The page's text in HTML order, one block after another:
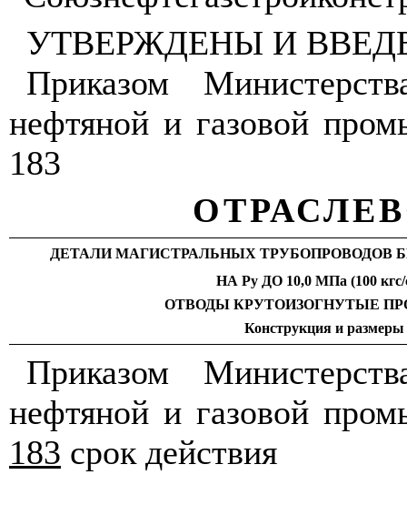
УТВЕРЖДЕНЫ И
Приказом
нефтяной и газовой
183
ДЕТАЛИ МАГИСТРАЛЬНЫХ ТРУБОПРОВОДОВ
НА Ру ДО 10,0 МПа (100
ОТВОДЫ КРУТОИЗОГНУТЫЕ
Конструкция и размеры
Приказом
нефтяной и газовой
183 срок действия